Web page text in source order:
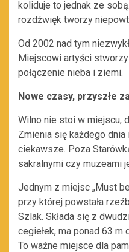
koliduje to jednak ze
rozdźwięk tworzy
Od 2002 nad tym
Miejscowi artyści
połączenie nieba i ziemi.
Nowe czasy, przyszłe
Wilno nie stoi w miejscu,
Zmienia się każdego
ciekawsze. Poza
sakralnymi czy muzeami
Jednym z miejsc „Must
przy której powstała
Szlak. Składa się z
cegiełek, ma ponad 63 m
To ważne miejsce dla